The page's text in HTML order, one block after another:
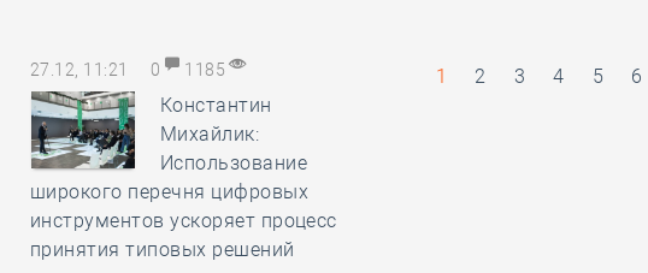
27.12, 11:21 0 1185
Константин
Михайлик:
Использование
широкого перечня цифровых
инструментов ускоряет процесс
принятия типовых решений
1 2 3 4 5 6